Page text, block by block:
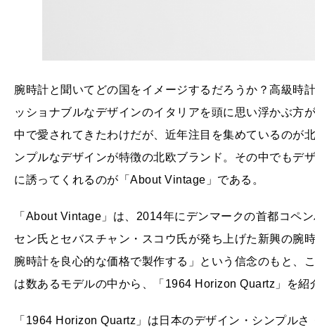
腕時計と聞いてどの国をイメージするだろうか？高級時
ッショナブルなデザインのイタリアを頭に思い浮かぶ方
中で愛されてきたわけだが、近年注目を集めているのが
ンプルなデザインが特徴の北欧ブランド。その中でもデ
に誘ってくれるのが「About Vintage」である。
「About Vintage」は、2014年にデンマークの首都コペ
セン氏とセバスチャン・スコウ氏が発ち上げた新興の腕
腕時計を良心的な価格で製作する」という信念のもと、
は数あるモデルの中から、「1964 Horizon Quartz」を紹
「1964 Horizon Quartz」は日本のデザイン・シンプル